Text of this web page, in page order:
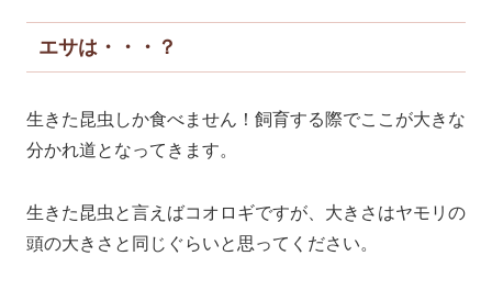
エサは・・・？
生きた昆虫しか食べません！飼育する際でここが大きな
分かれ道となってきます。
生きた昆虫と言えばコオロギですが、大きさはヤモリの
頭の大きさと同じぐらいと思ってください。